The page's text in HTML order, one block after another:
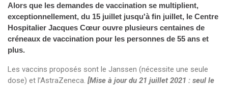
Alors que les demandes de vaccination se multiplient,
exceptionnellement, du 15 juillet jusqu'à fin juillet, le Centre
Hospitalier Jacques Cœur ouvre plusieurs centaines de
créneaux de vaccination pour les personnes de 55 ans et
plus.
Les vaccins proposés sont le Janssen (nécessite une seule
dose) et l’AstraZeneca. [Mise à jour du 21 juillet 2021 : seul le